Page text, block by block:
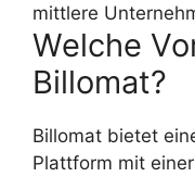
mittlere
Welche
Billomat?
Billomat bietet
Plattform mit